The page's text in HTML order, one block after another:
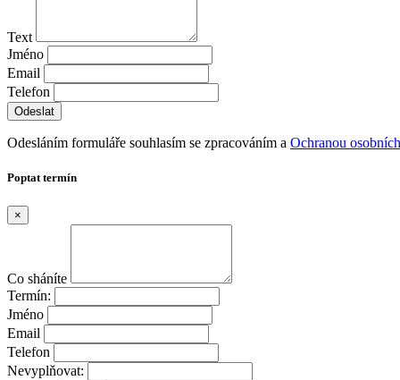
Text
Jméno
Email
Telefon
Odesláním formuláře souhlasím se zpracováním a Ochranou
Poptat termín
×
Co sháníte
Termín:
Jméno
Email
Telefon
Nevyplňovat: